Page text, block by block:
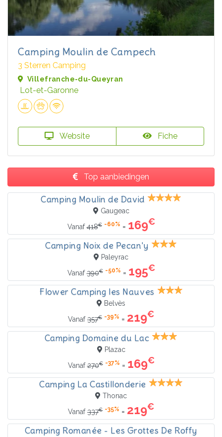
Camping Moulin de Campech
3 Sterren Camping
Villefranche-du-Queyran
Lot-et-Garonne
Website Fiche
Top aanbiedingen
Camping Moulin de David
Gaugeac
Vanaf418€ -60% = 169€
Camping Noix de Pecan'y
Paleyrac
Vanaf390€ -50% = 195€
Flower Camping les Nauves
Belvès
Vanaf357€ -39% = 219€
Camping Domaine du Lac
Plazac
Vanaf270€ -37% = 169€
Camping La Castillonderie
Thonac
Vanaf337€ -35% = 219€
Camping Romanée - Les Grottes De Roffy